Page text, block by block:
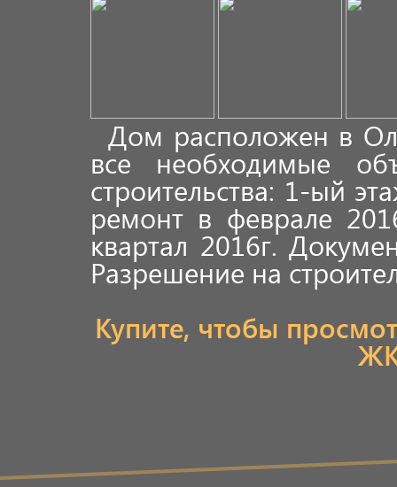
Дом расположен в
все необходимые
строительства: 1-ый
ремонт в феврале
квартал 2016г.
Разрешение на
Купите, чтобы